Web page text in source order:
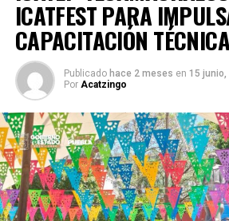
ICATFEST PARA
CAPACITACIÓN TÉCNICA
Publicado hace 2 meses en 15 junio,
Por Acatzingo